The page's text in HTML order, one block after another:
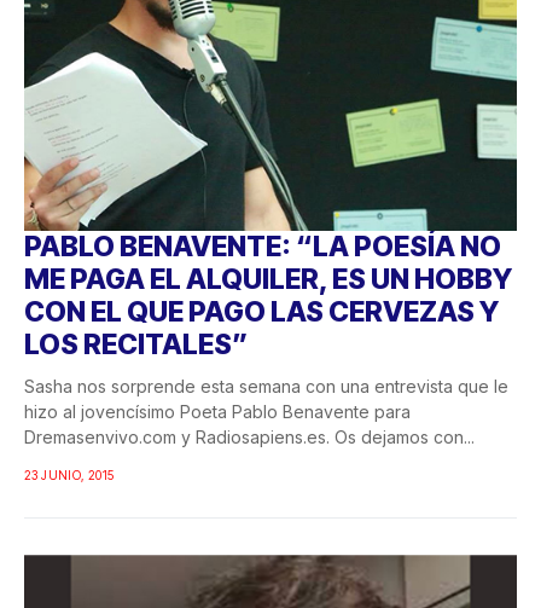
PABLO BENAVENTE: “LA POESÍA NO
ME PAGA EL ALQUILER, ES UN HOBBY
CON EL QUE PAGO LAS CERVEZAS Y
LOS RECITALES”
Sasha nos sorprende esta semana con una entrevista que le
hizo al jovencísimo Poeta Pablo Benavente para
Dremasenvivo.com y Radiosapiens.es. Os dejamos con...
23 JUNIO, 2015